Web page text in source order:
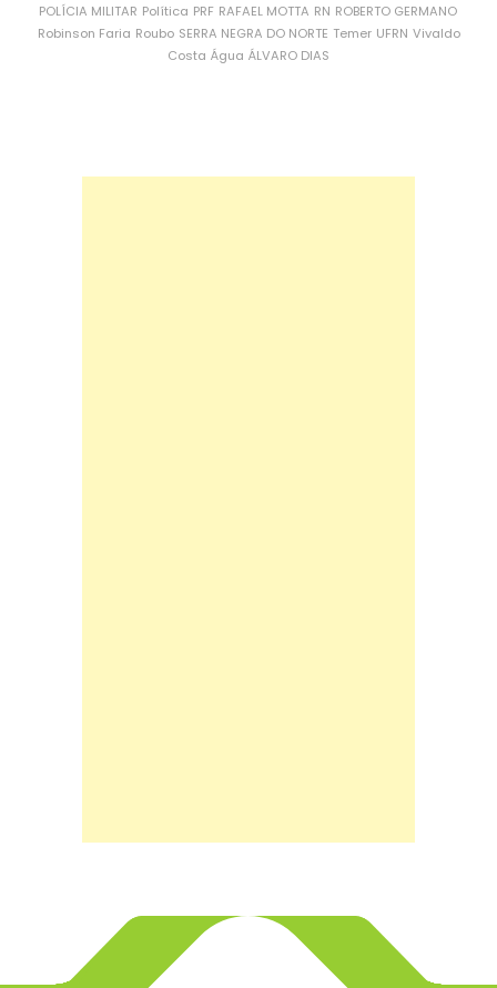
POLÍCIA MILITAR Política PRF RAFAEL MOTTA RN ROBERTO GERMANO
Robinson Faria Roubo SERRA NEGRA DO NORTE Temer UFRN Vivaldo
Costa Água ÁLVARO DIAS